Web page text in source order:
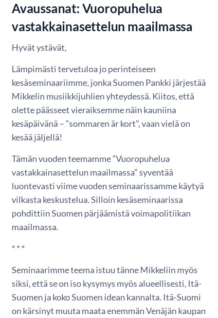
Avaussanat: Vuoropuhelua
vastakkainasettelun maailmassa
Hyvät ystävät,
Lämpimästi tervetuloa jo perinteiseen
kesäseminaariimme, jonka Suomen Pankki järjestää
Mikkelin musiikkijuhlien yhteydessä. Kiitos, että
olette päässeet vieraiksemme näin kauniina
kesäpäivänä – ”sommaren är kort”, vaan vielä on
kesää jäljellä!
Tämän vuoden teemamme ”Vuoropuhelua
vastakkainasettelun maailmassa” syventää
luontevasti viime vuoden seminaarissamme käytyä
vilkasta keskustelua. Silloin kesäseminaarissa
pohdittiin Suomen pärjäämistä voimapolitiikan
maailmassa.
* * *
Seminaarimme teema istuu tänne Mikkeliin myös
siksi, että se on iso kysymys myös alueellisesti, Itä-
Suomen ja koko Suomen idean kannalta. Itä-Suomi
on kärsinyt muuta maata enemmän Venäjän kaupan